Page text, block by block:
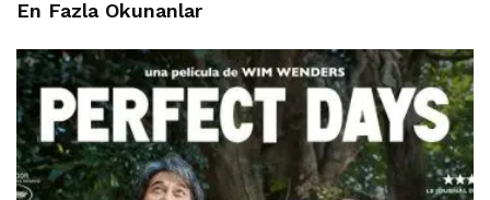
En Fazla Okunanlar